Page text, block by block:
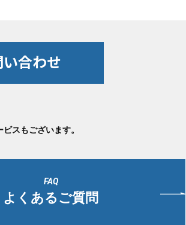
合わせ
スもございます。
よくあるご質問